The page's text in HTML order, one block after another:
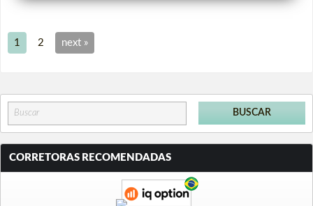
1 2 next »
CORRETORAS RECOMENDADAS